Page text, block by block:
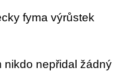
fyma výrůstek
nikdo nepřidal žádný